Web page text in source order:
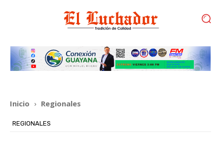
Inicio Regionales
REGIONALES